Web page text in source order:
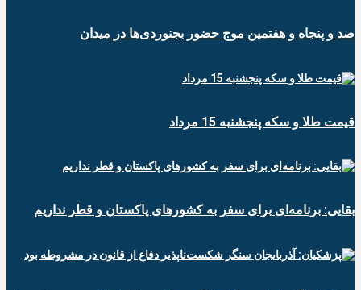
صد و پنجاه و هفتمین موج حضور بجنوردی‌ها در میدان
قیمت طلا و سکه پنجشنبه 15 مرداد
بقایی: برنامه‌ای برای سفر به کشورهای پاکستان و قطر نداریم